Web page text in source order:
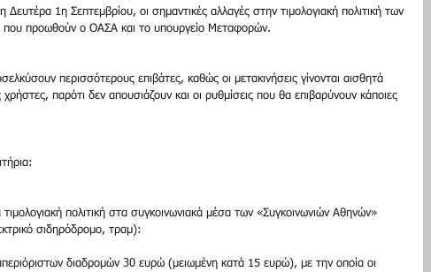
προωθούν ο ΟΑΣΑ και το υπουργείο Μεταφορών.
περισσότερους επιβάτες, καθώς οι μετακινήσεις γίνονται αισθητά
παρότι δεν απουσιάζουν και οι ρυθμίσεις που θα επιβαρύνουν κάποιες
πολιτική στα συγκοινωνιακά μέσα των «Συγκοινωνιών Αθηνών»
σιδηρόδρομο, τραμ):
διαδρομών 30 ευρώ (μειωμένη κατά 15 ευρώ), με την οποία οι